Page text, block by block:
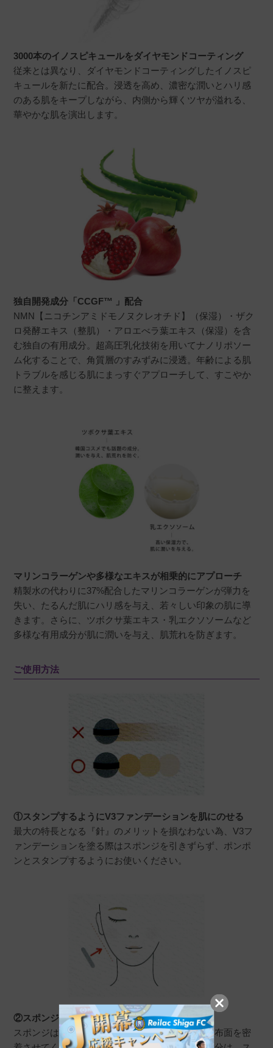
3000本のイノスピキュールをダイヤモンドコーティング
従来とは異なり、ダイヤモンドコーティングしたイノスピ
キュールを新たに配合。浸透を高め、濃密な潤いとハリ感
のある肌をキープしながら、内側から輝くツヤが溢れる、
華やかな肌を演出します。
独自開発成分「CCGF™ 」配合
NMN【ニコチンアミドモノヌクレオチド】（保湿）・ザク
ロ発酵エキス（整肌）・アロエべラ葉エキス（保湿）を含
む独自の有用成分。超高圧乳化技術を用いてナノリポソー
ム化することで、角質層のすみずみに浸透。年齢による肌
トラブルを感じる肌にまっすぐアプローチして、すこやか
に整えます。
マリンコラーゲンや多様なエキスが相乗的にアプローチ
精製水の代わりに37%配合したマリンコラーゲンが弾力を
失い、たるんだ肌にハリ感を与え、若々しい印象の肌に導
きます。さらに、ツボクサ葉エキス・乳エクソソームなど
多様な有用成分が肌に潤いを与え、肌荒れを防ぎます。
ご使用方法
①スタンプするようにV3ファンデーションを肌にのせる
最大の特長となる『針』のメリットを損なわない為、V3フ
ァンデーションを塗る際はスポンジを引きずらず、ポンポ
ンとスタンプするようにお使いください。
②スポンジを肌と平行になるように密着させて
スポンジは、どの部分も肌と平行になるように塗布面を密